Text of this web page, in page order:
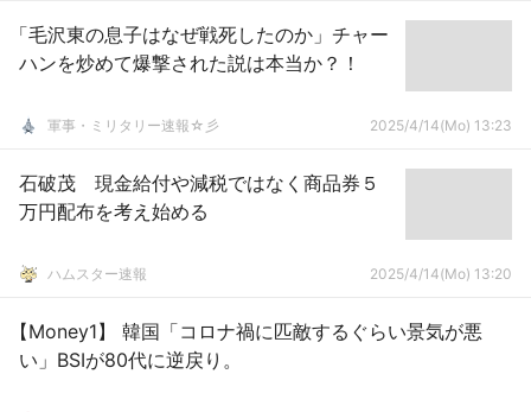
「毛沢東の息子はなぜ戦死したのか」チャー
ハンを炒めて爆撃された説は本当か？！
軍事・ミリタリー速報☆彡 2025/4/14(Mo) 13:23
石破茂 現金給付や減税ではなく商品券５
万円配布を考え始める
ハムスター速報 2025/4/14(Mo) 13:20
【Money1】 韓国「コロナ禍に匹敵するぐらい景気が悪
い」BSIが80代に逆戻り。